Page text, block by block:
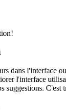
dans l'interface
l'interface
suggestions. C'est